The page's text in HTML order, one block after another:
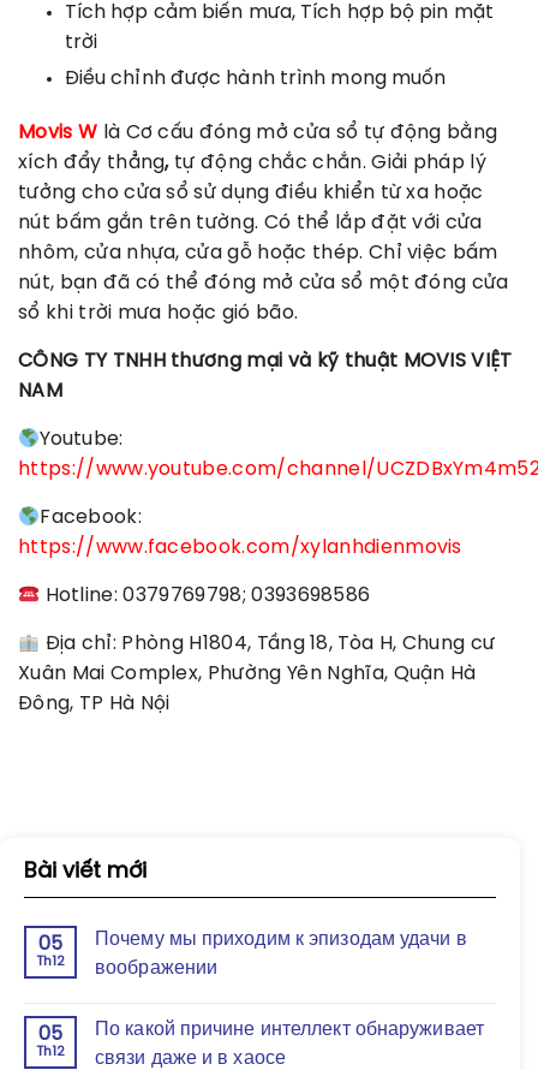
Tích hợp cảm biến mưa, Tích hợp bộ pin mặt
trời
Điều chỉnh được hành trình mong muốn
Movis W là Cơ cấu đóng mở cửa sổ tự động bằng
xích đẩy thẳng, tự động chắc chắn. Giải pháp lý
tưởng cho cửa sổ sử dụng điều khiển từ xa hoặc
nút bấm gắn trên tường. Có thể lắp đặt với cửa
nhôm, cửa nhựa, cửa gỗ hoặc thép. Chỉ việc bấm
nút, bạn đã có thể đóng mở cửa sổ một đóng cửa
sổ khi trời mưa hoặc gió bão.
CÔNG TY TNHH thương mại và kỹ thuật MOVIS VIỆT
NAM
Youtube:
https://www.youtube.com/channel/
Facebook:
https://www.facebook.com/xylanhdienmovis
Hotline: 0379769798; 0393698586
Địa chỉ: Phòng H1804, Tầng 18, Tòa H, Chung cư
Xuân Mai Complex, Phường Yên Nghĩa, Quận Hà
Đông, TP Hà Nội
Bài viết mới
05
Th12
Почему мы приходим к эпизодам удачи в
воображении
05
Th12
По какой причине интеллект обнаруживает
связи даже и в хаосе